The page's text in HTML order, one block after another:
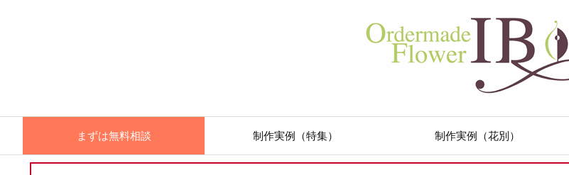
まずは無料相談 制作実例（特集） 制作実例（花別）